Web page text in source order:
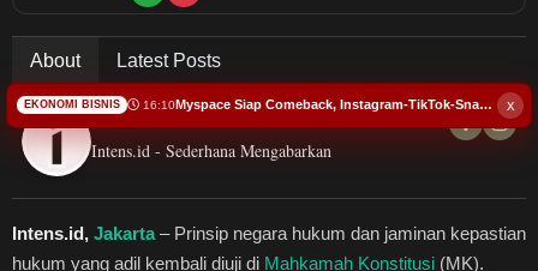
Bursa
Hukum dan Kriminal
Kesehatan
About Latest Posts
Redaksi Intens.id
Intens.id - Sederhana Mengabarkan
Intens.id, Jakarta – Prinsip negara hukum dan jaminan kepastian
hukum yang adil kembali diuji di Mahkamah Konstitusi (MK).
x
EKONOMI BISNIS 16:10 Myspace Siap Comeback, Instagram-TikTok-Snapchat Harus Waspada?